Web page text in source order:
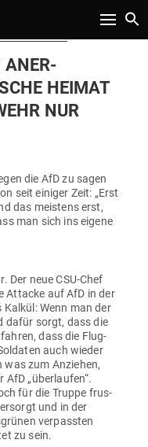
Toggle
ANER­
HEIMAT
NUR
die AfD zu sagen
seit einiger Zeit: „Erst
das meistens erst,
man sich ins eigene
Der neue CSU-Chef
Attacke auf AfD in der
Wenn man der
dafür sorgt, dass die
dass die Flug­
auch wieder
zum Anziehen,
„über­laufen“.
für die Truppe frus­
und in der
ver­passten
zu sein.